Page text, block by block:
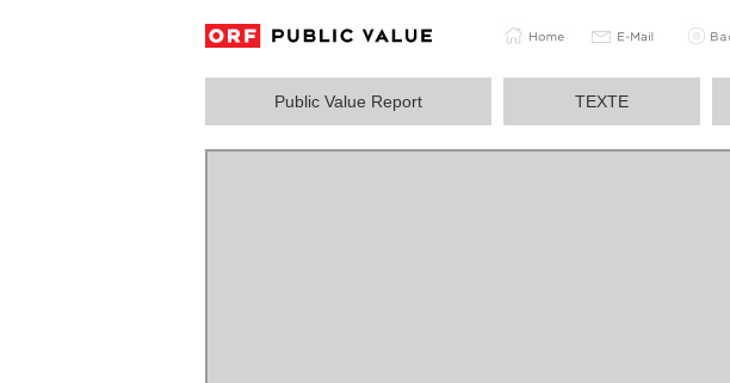
Public Value Report TEXTE